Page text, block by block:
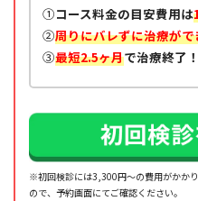
①コース料金の目安費用は
②周りにバレずに治療がで
③最短2.5ヶ月で治療終了！
※初回検診には3,300円～の費用がかか
ので、予約画面にてご確認ください。